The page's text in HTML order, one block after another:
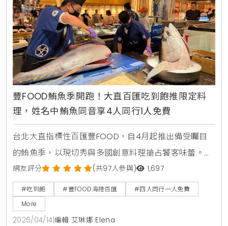
豐FOOD鮪魚季開跑！大直百匯吃到飽推限定料
理，姓名中鮪魚同音享4人同行1人免費
台北大直指標性百匯豐FOOD，自4月起推出備受矚目
的鮪魚季，以現切秀與多國創意料理搶占饕客味蕾。
KiraKacha去啦！創辦人梁翔渝表示，隨著餐飲市場分
眾化，主題性的季節料理結合視覺互動體驗，已成為消
費者選擇百匯的關鍵考量，這不僅提升了餐飲的趣味
性，更能透過專業技藝展示，確立品牌在海味料理上的
網友評分 (共97人參與) 1,697
#吃到飽 #豐FOOD海陸百匯
#四人同行一人免費
More
2026/04/14 編輯 艾琳娜 Elena